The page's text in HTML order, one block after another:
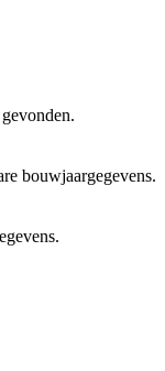
bouwjaargegevens.